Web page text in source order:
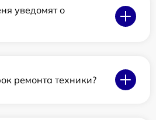
уведомят о
ремонта техники?